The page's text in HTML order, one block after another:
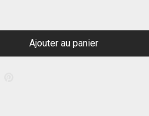
Ajouter au panier